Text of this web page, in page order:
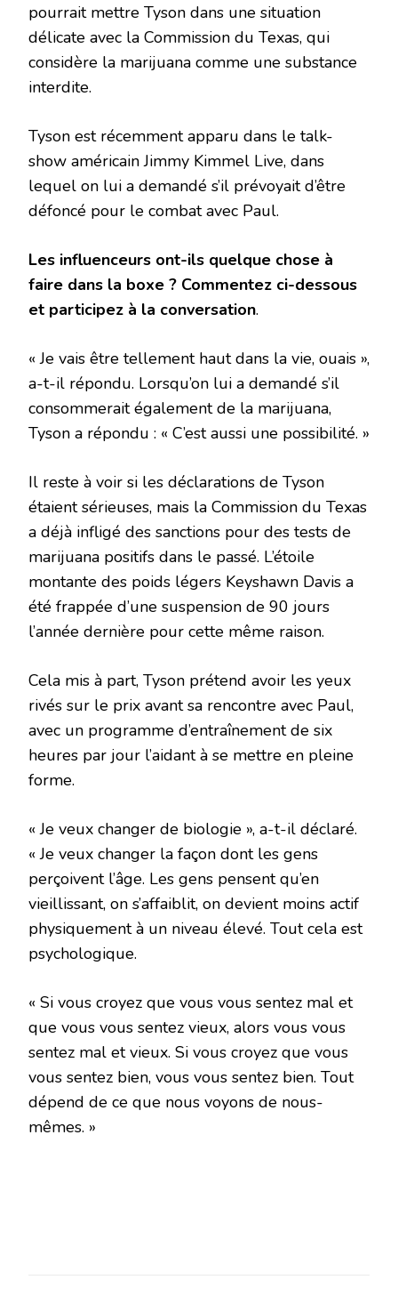
pourrait mettre Tyson dans une situation
délicate avec la Commission du Texas, qui
considère la marijuana comme une substance
interdite.
Tyson est récemment apparu dans le talk-
show américain Jimmy Kimmel Live, dans
lequel on lui a demandé s’il prévoyait d’être
défoncé pour le combat avec Paul.
Les influenceurs ont-ils quelque chose à
faire dans la boxe ? Commentez ci-dessous
et participez à la conversation.
« Je vais être tellement haut dans la vie, ouais »,
a-t-il répondu. Lorsqu’on lui a demandé s’il
consommerait également de la marijuana,
Tyson a répondu : « C’est aussi une possibilité. »
Il reste à voir si les déclarations de Tyson
étaient sérieuses, mais la Commission du Texas
a déjà infligé des sanctions pour des tests de
marijuana positifs dans le passé. L’étoile
montante des poids légers Keyshawn Davis a
été frappée d’une suspension de 90 jours
l’année dernière pour cette même raison.
Cela mis à part, Tyson prétend avoir les yeux
rivés sur le prix avant sa rencontre avec Paul,
avec un programme d’entraînement de six
heures par jour l’aidant à se mettre en pleine
forme.
« Je veux changer de biologie », a-t-il déclaré.
« Je veux changer la façon dont les gens
perçoivent l’âge. Les gens pensent qu’en
vieillissant, on s’affaiblit, on devient moins actif
physiquement à un niveau élevé. Tout cela est
psychologique.
« Si vous croyez que vous vous sentez mal et
que vous vous sentez vieux, alors vous vous
sentez mal et vieux. Si vous croyez que vous
vous sentez bien, vous vous sentez bien. Tout
dépend de ce que nous voyons de nous-
mêmes. »